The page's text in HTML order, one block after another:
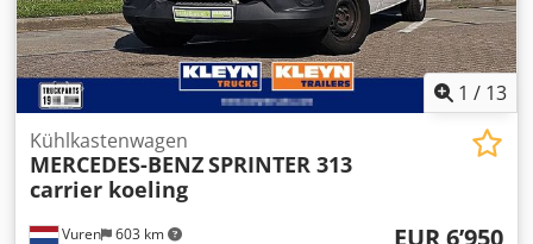
links innnerhalb: 6 mm; Reifen Profil links außen: 6 mm;
Reifen Profil rechts innerhalb: 6 mm; Reifen Profil rechts
außen: 6 mm Gewichte Leergewicht: 3.040 kg Zuladung:
460 kg zGG: 3.500 kg Funktionell Ladebordwand: B.a.r,
Heckklappe, 750 kg Höhe der Ladefläche: 100 cm
Kühlmotor: motorbetrieben Zustand Technischer Zustand:
gut Optischer Zustand: gut Schäden: keines Anzahl der
Schlüssel: 1
1 / 13
Vuren 603 km
Kühlkastenwagen
MERCEDES-BENZSPRINTER 313
carrier koeling
EUR 6’950